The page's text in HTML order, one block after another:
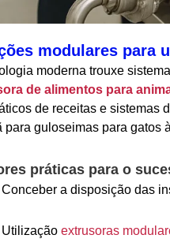
modulares para
moderna trouxe
de alimentos para
de receitas e sistemas
para guloseimas para gatos
práticas para o
Conceber a disposição das
Utilizaçãoextrusoras